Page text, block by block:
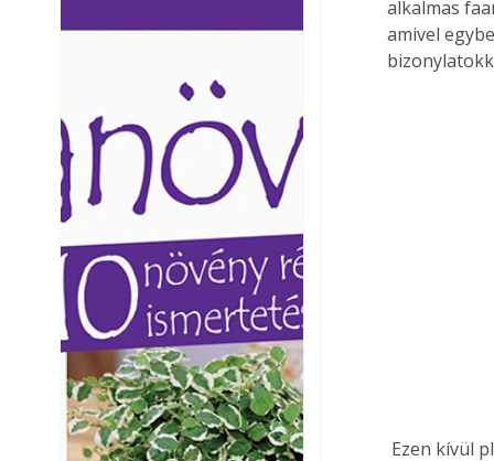
Ezermester
Laptapir kényelmes
mert: – t
alkalmas
amivel